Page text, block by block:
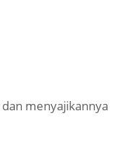
menyajikannya